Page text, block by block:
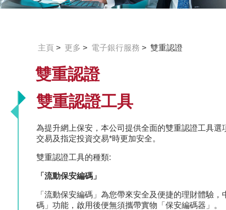
主頁 > 更多 > 電子銀行服務 > 雙重認證
雙重認證
雙重認證工具
為提升網上保安，本公司提供全面的雙重認證工具
交易及指定投資交易*時更加安全。
雙重認證工具的種類:
「流動保安編碼」
「流動保安編碼」為您帶來安全及便捷的理財體驗
碼」功能，啟用後便無須攜帶實物「保安編碼器」。